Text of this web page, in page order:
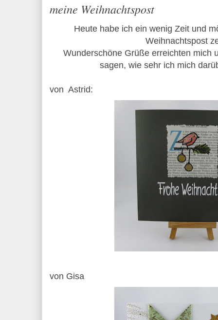
meine Weihnachtspost
Heute habe ich ein wenig Zeit und
Weihnachtspost
Wunderschöne Grüße erreichten mich
sagen, wie sehr ich mich
von Astrid:
von Gisa